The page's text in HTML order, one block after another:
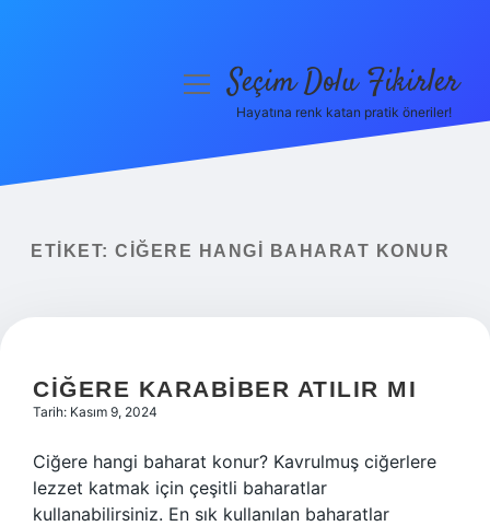
Yasal Uyarı
menüyüSeçim Dolu Fikirler
Hayatına renk katan pratik öneriler!
ETIKET: CIĞERE HANGI BAHARAT KONUR
CIĞERE KARABIBER ATILIR MI
Tarih: Kasım 9, 2024
Ciğere hangi baharat konur? Kavrulmuş ciğerlere
lezzet katmak için çeşitli baharatlar
kullanabilirsiniz. En sık kullanılan baharatlar